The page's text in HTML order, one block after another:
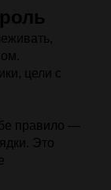
цели с
правило —
Это